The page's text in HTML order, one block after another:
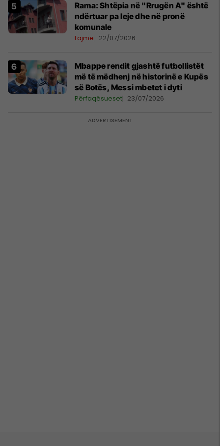
Rama: Shtëpia në "Rrugën A" është
ndërtuar pa leje dhe në pronë
komunale
Lajme 22/07/2026
Mbappe rendit gjashtë futbollistët
më të mëdhenj në historinë e Kupës
së Botës, Messi mbetet i dyti
Përfaqësueset 23/07/2026